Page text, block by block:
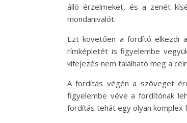
álló érzelmeket, és a zenét
mondanivalót.
Ezt követően a fordító elkezdi
rímképletét is figyelembe
kifejezés nem található meg a
A fordítás végén a szöveget
figyelembe véve a fordítónak
fordítás tehát egy olyan komplex